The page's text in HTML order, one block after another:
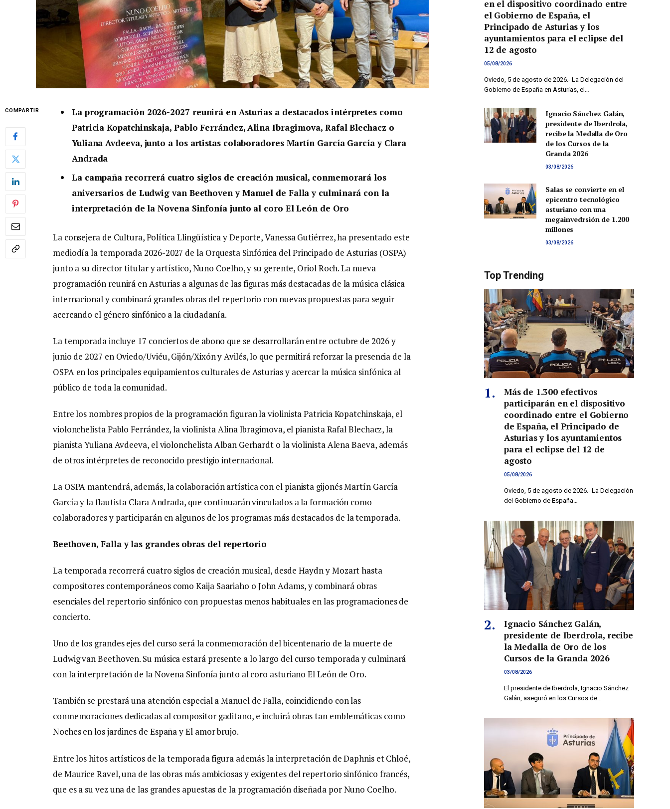
COMPARTIR
La programación 2026-2027 reunirá en Asturias a destacados intérpretes como
Patricia Kopatchinskaja, Pablo Ferrández, Alina Ibragimova, Rafal Blechacz o
Yuliana Avdeeva, junto a los artistas colaboradores Martín García García y Clara
Andrada
La campaña recorrerá cuatro siglos de creación musical, conmemorará los
aniversarios de Ludwig van Beethoven y Manuel de Falla y culminará con la
interpretación de la Novena Sinfonía junto al coro El León de Oro
La consejera de Cultura, Política Llingüística y Deporte, Vanessa Gutiérrez, ha presentado este
mediodía la temporada 2026-2027 de la Orquesta Sinfónica del Principado de Asturias (OSPA)
junto a su director titular y artístico, Nuno Coelho, y su gerente, Oriol Roch. La nueva
programación reunirá en Asturias a algunas de las figuras más destacadas de la música clásica
internacional y combinará grandes obras del repertorio con nuevas propuestas para seguir
acercando el género sinfónico a la ciudadanía.
La temporada incluye 17 conciertos de abono que se desarrollarán entre octubre de 2026 y
junio de 2027 en Oviedo/Uviéu, Gijón/Xixón y Avilés, lo que permitirá reforzar la presencia de la
OSPA en los principales equipamientos culturales de Asturias y acercar la música sinfónica al
público de toda la comunidad.
Entre los nombres propios de la programación figuran la violinista Patricia Kopatchinskaja, el
violonchelista Pablo Ferrández, la violinista Alina Ibragimova, el pianista Rafal Blechacz, la
pianista Yuliana Avdeeva, el violonchelista Alban Gerhardt o la violinista Alena Baeva, además
de otros intérpretes de reconocido prestigio internacional.
La OSPA mantendrá, además, la colaboración artística con el pianista gijonés Martín García
García y la flautista Clara Andrada, que continuarán vinculados a la formación como
colaboradores y participarán en algunos de los programas más destacados de la temporada.
Beethoven, Falla y las grandes obras del repertorio
La temporada recorrerá cuatro siglos de creación musical, desde Haydn y Mozart hasta
compositores contemporáneos como Kaija Saariaho o John Adams, y combinará obras
esenciales del repertorio sinfónico con propuestas menos habituales en las programaciones de
concierto.
Uno de los grandes ejes del curso será la conmemoración del bicentenario de la muerte de
Ludwig van Beethoven. Su música estará presente a lo largo del curso temporada y culminará
con la interpretación de la Novena Sinfonía junto al coro asturiano El León de Oro.
También se prestará una atención especial a Manuel de Falla, coincidiendo con las
conmemoraciones dedicadas al compositor gaditano, e incluirá obras tan emblemáticas como
Noches en los jardines de España y El amor brujo.
Entre los hitos artísticos de la temporada figura además la interpretación de Daphnis et Chloé,
de Maurice Ravel, una de las obras más ambiciosas y exigentes del repertorio sinfónico francés,
que es a su vez una de las grandes apuestas de la programación diseñada por Nuno Coelho.
en el dispositivo coordinado entre
el Gobierno de España, el
Principado de Asturias y los
ayuntamientos para el eclipse del
12 de agosto
05/08/2026
Oviedo, 5 de agosto de 2026.- La Delegación del
Gobierno de España en Asturias, el…
Ignacio Sánchez Galán,
presidente de Iberdrola,
recibe la Medalla de Oro
de los Cursos de la
Granda 2026
03/08/2026
Salas se convierte en el
epicentro tecnológico
asturiano con una
megainvedrsión de 1.200
millones
03/08/2026
Top Trending
Más de 1.300 efectivos
participarán en el dispositivo
coordinado entre el Gobierno
de España, el Principado de
Asturias y los ayuntamientos
para el eclipse del 12 de
agosto
05/08/2026
Oviedo, 5 de agosto de 2026.- La Delegación
del Gobierno de España…
Ignacio Sánchez Galán,
presidente de Iberdrola, recibe
la Medalla de Oro de los
Cursos de la Granda 2026
03/08/2026
El presidente de Iberdrola, Ignacio Sánchez
Galán, aseguró en los Cursos de…